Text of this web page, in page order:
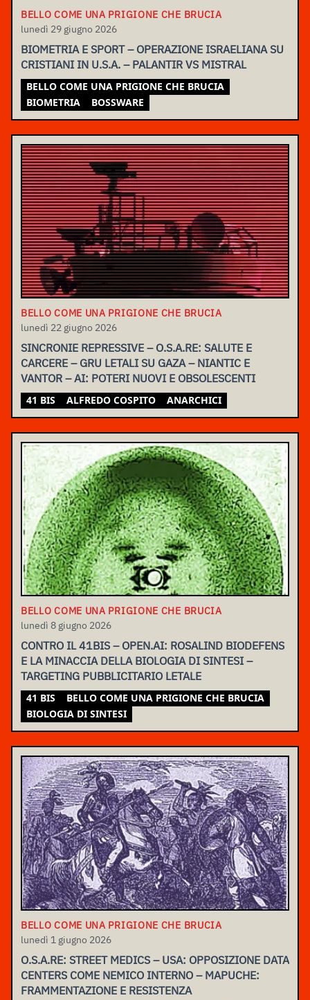
BELLO COME UNA PRIGIONE CHE BRUCIA
lunedì 29 giugno 2026
BIOMETRIA E SPORT – OPERAZIONE ISRAELIANA SU
CRISTIANI IN U.S.A. – PALANTIR VS MISTRAL
BELLO COME UNA PRIGIONE CHE BRUCIA
BIOMETRIA
BOSSWARE
BELLO COME UNA PRIGIONE CHE BRUCIA
lunedì 22 giugno 2026
SINCRONIE REPRESSIVE – O.S.A.RE: SALUTE E
CARCERE – GRU LETALI SU GAZA – NIANTIC E
VANTOR – AI: POTERI NUOVI E OBSOLESCENTI
41 BIS ALFREDO COSPITO ANARCHICI
BELLO COME UNA PRIGIONE CHE BRUCIA
lunedì 8 giugno 2026
CONTRO IL 41BIS – OPEN.AI: ROSALIND BIODEFENS
E LA MINACCIA DELLA BIOLOGIA DI SINTESI –
TARGETING PUBBLICITARIO LETALE
41 BIS
BELLO COME UNA PRIGIONE CHE BRUCIA
BIOLOGIA DI SINTESI
BELLO COME UNA PRIGIONE CHE BRUCIA
lunedì 1 giugno 2026
O.S.A.RE: STREET MEDICS – USA: OPPOSIZIONE DATA
CENTERS COME NEMICO INTERNO – MAPUCHE:
FRAMMENTAZIONE E RESISTENZA